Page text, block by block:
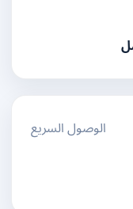
الوصول السريع